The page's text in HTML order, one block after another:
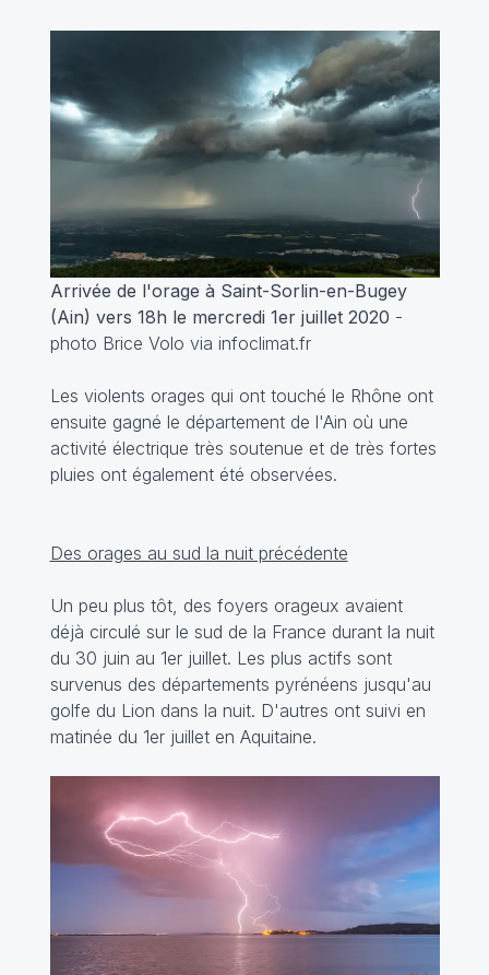
Arrivée de l'orage à Saint-Sorlin-en-Bugey
(Ain) vers 18h le mercredi 1er juillet 2020 -
photo Brice Volo via infoclimat.fr
Les violents orages qui ont touché le Rhône ont
ensuite gagné le département de l'Ain où une
activité électrique très soutenue et de très fortes
pluies ont également été observées.
Des orages au sud la nuit précédente
Un peu plus tôt, des foyers orageux avaient
déjà circulé sur le sud de la France durant la nuit
du 30 juin au 1er juillet. Les plus actifs sont
survenus des départements pyrénéens jusqu'au
golfe du Lion dans la nuit. D'autres ont suivi en
matinée du 1er juillet en Aquitaine.